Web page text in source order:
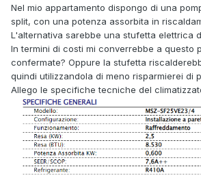
Nel mio appartamento dispongo di una
split, con una potenza assorbita in
L'alternativa sarebbe una stufetta elettrica
In termini di costi mi converrebbe a questo
confermate? Oppure la stufetta
quindi utilizzandola di meno risparmierei di
Allego le specifiche tecniche del